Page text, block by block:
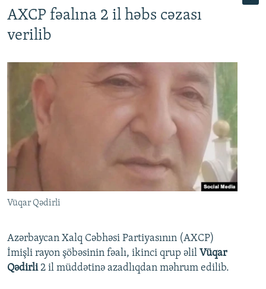
AXCP fəalına 2 il həbs cəzası
verilib
Vüqar Qədirli
Azərbaycan Xalq Cəbhəsi Partiyasının (AXCP)
İmişli rayon şöbəsinin fəalı, ikinci qrup əlil Vüqar
Qədirli2 il müddətinə azadlıqdan məhrum edilib.